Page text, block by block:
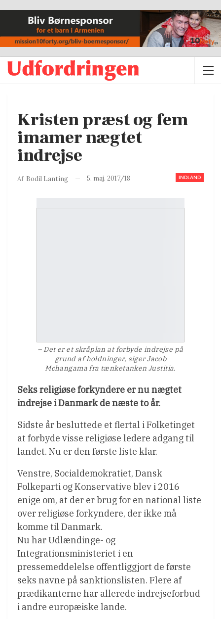
Kristen præst og fem
imamer nægtet
indrejse
INDLAND
Af Bodil Lanting 5. maj. 2017/18
– Det er et skråplan at forbyde indrejse på
grund af holdninger, siger Jacob
Mchangama fra tænketanken Justitia.
Seks religiøse forkyndere er nu nægtet
indrejse i Danmark de næste to år.
Sidste år besluttede et flertal i Folketinget
at forbyde visse religiøse ledere adgang til
landet. Nu er den første liste klar.
Venstre, Socialdemokratiet, Dansk
Folkeparti og Konservative blev i 2016
enige om, at der er brug for en national liste
over religiøse forkyndere, der ikke må
komme til Danmark.
Nu har Udlændinge- og
Integrationsministeriet i en
pressemeddelelse offentliggjort de første
seks navne på sanktionslisten. Flere af
prædikanterne har allerede indrejseforbud
i andre europæiske lande.